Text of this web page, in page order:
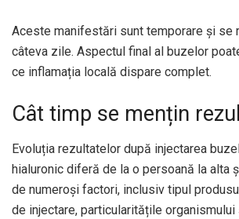
Aceste manifestări sunt temporare și se
câteva zile. Aspectul final al buzelor
ce inflamația locală dispare complet.
Cât timp se mențin
Evoluția rezultatelor după injectarea
hialuronic diferă de la o persoană la alta
de numeroși factori, inclusiv tipul
de injectare, particularitățile